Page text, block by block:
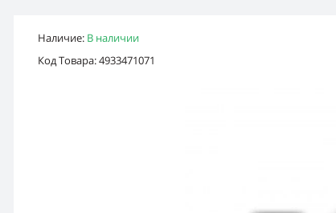
Наличие: В наличии
Код Товара: 4933471071